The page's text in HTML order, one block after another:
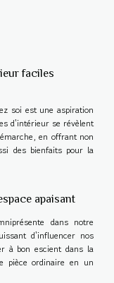
faciles
soi est une aspiration
d'intérieur se révèlent
en offrant non
des bienfaits pour la
apaisant
dans notre
d'influencer nos
à bon escient dans la
pièce ordinaire en un